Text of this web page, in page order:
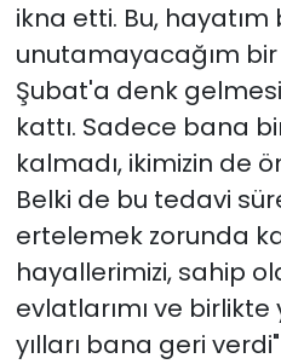
ikna etti. Bu, hayatım
unutamayacağım bir
Şubat'a denk
kattı. Sadece bana
kalmadı, ikimizin de
Belki de bu tedavi
ertelemek zorunda
hayallerimizi, sahip
evlatlarımı ve birlikte
yılları bana geri